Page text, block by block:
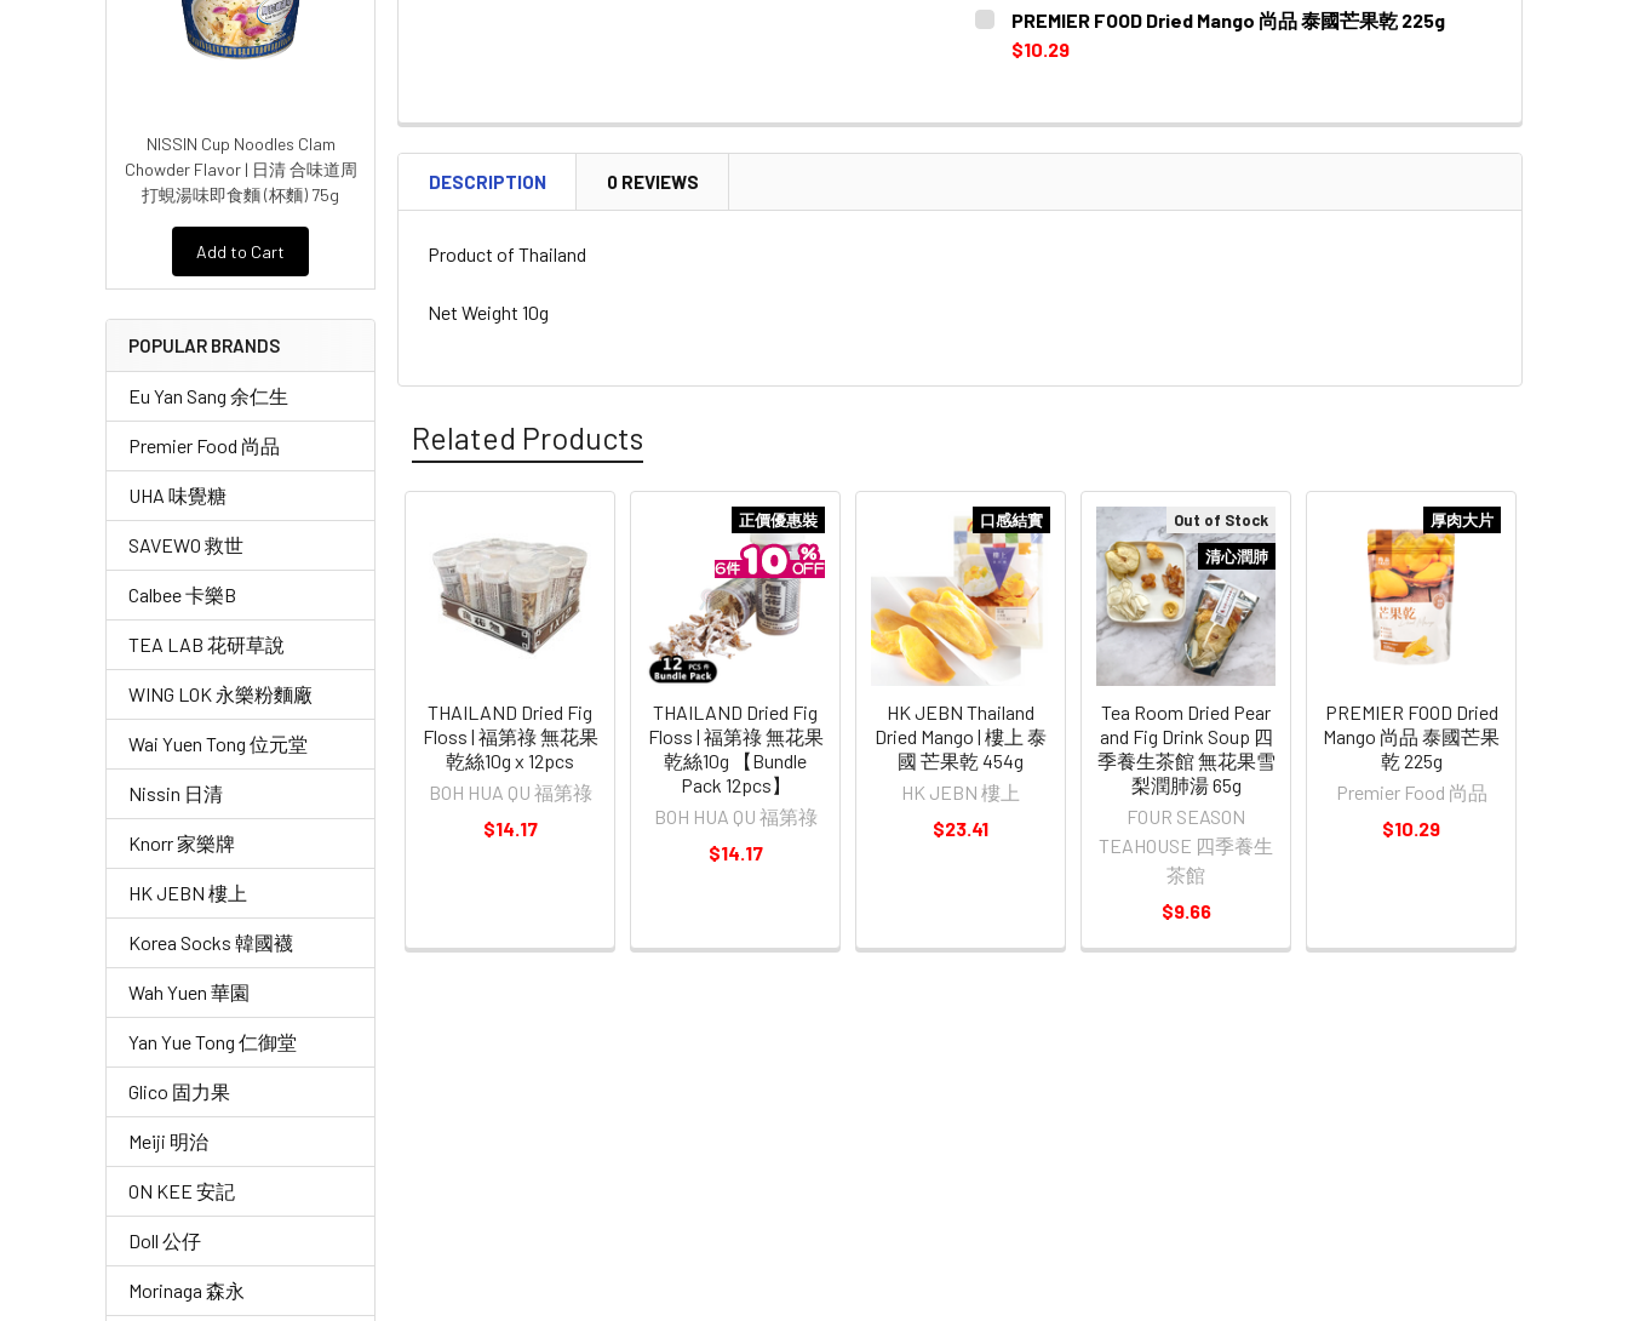
NISSIN Cup Noodles Clam
Chowder Flavor | 日清 合味道周
打蜆湯味即食麵 (杯麵) 75g
Add to Cart
POPULAR BRANDS
Eu Yan Sang 余仁生
Premier Food 尚品
UHA 味覺糖
SAVEWO 救世
Calbee 卡樂B
TEA LAB 花研草說
WING LOK 永樂粉麵廠
Wai Yuen Tong 位元堂
Nissin 日清
Knorr 家樂牌
HK JEBN 樓上
Korea Socks 韓國襪
Wah Yuen 華園
Yan Yue Tong 仁御堂
Glico 固力果
Meiji 明治
ON KEE 安記
Doll 公仔
Morinaga 森永
CURRENT
STOCK:
QUANTITY:
DECREASE QUANTITY OF HK JEBN THAILAND DRIED MANGO | 樓上 泰國 芒
PREMIER FOOD Dried Mango 尚品 泰國芒果乾 225g
$10.29
DECREASE QUANTITY OF PREMIER FOOD DRIED MANGO 尚品 泰國芒果乾
INCREASE QUANTITY OF PREMIER FOOD DRIED MANGO 尚品 泰
DESCRIPTION 0 REVIEWS
Product of Thailand
Net Weight 10g
Related Products
Related
Products
THAILAND Dried Fig
Floss | 福第祿 無花果
乾絲10g x 12pcs
BOH HUA QU 福第祿
$14.17
正價優惠裝
THAILAND Dried Fig
Floss | 福第祿 無花果
乾絲10g 【Bundle
Pack 12pcs】
BOH HUA QU 福第祿
$14.17
口感結實
HK JEBN Thailand
Dried Mango | 樓上 泰
國 芒果乾 454g
HK JEBN 樓上
$23.41
Out of Stock
清心潤肺
Tea Room Dried Pear
and Fig Drink Soup 四
季養生茶館 無花果雪
梨潤肺湯 65g
FOUR SEASON
TEAHOUSE 四季養生
茶館
$9.66
厚肉大片
PREMIER FOOD Dried
Mango 尚品 泰國芒果
乾 225g
Premier Food 尚品
$10.29